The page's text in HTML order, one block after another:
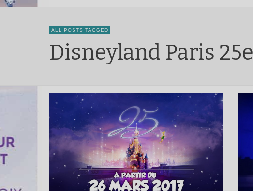
ALL POSTS TAGGED
Disneyland Paris 25e